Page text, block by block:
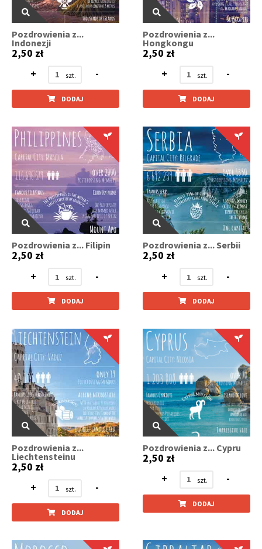
Pozdrowienia z...
Indonezji
2,50 zł
+
-
DODAJ
Pozdrowienia z...
Hongkongu
2,50 zł
+
-
DODAJ
Pozdrowienia z... Filipin
2,50 zł
+
-
DODAJ
Pozdrowienia z... Serbii
2,50 zł
+
-
DODAJ
Pozdrowienia z...
Liechtensteinu
2,50 zł
+
-
DODAJ
Pozdrowienia z... Cypru
2,50 zł
+
-
DODAJ